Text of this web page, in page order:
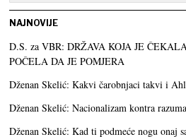
NAJNOVIJE
D.S. za VBR: DRŽAVA KOJA JE
POČELA DA JE POMJERA
Dženan Skelić: Kakvi čarobnjaci takvi i
Dženan Skelić: Nacionalizam kontra razuma
Dženan Skelić: Kad ti podmeće nogu onaj